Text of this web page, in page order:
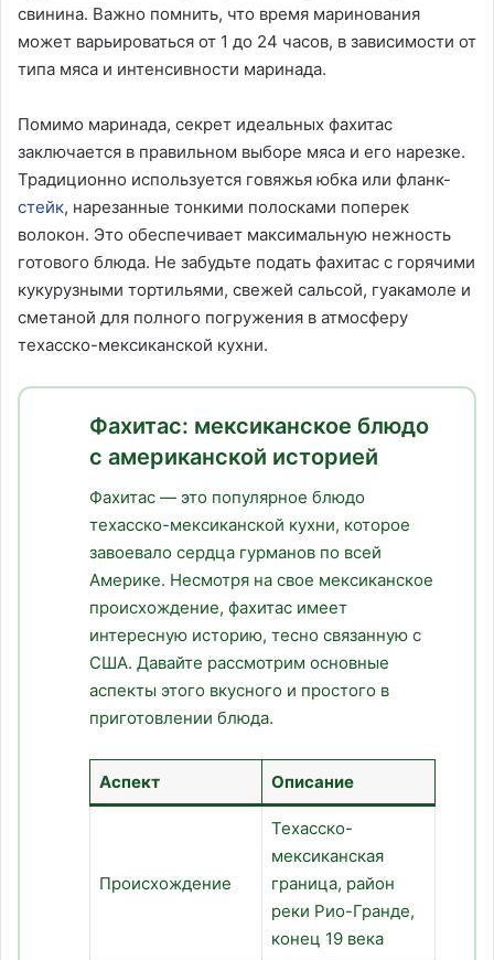
свинина. Важно помнить, что время маринования
может варьироваться от 1 до 24 часов, в зависимости от
типа мяса и интенсивности маринада.
Помимо маринада, секрет идеальных фахитас
заключается в правильном выборе мяса и его нарезке.
Традиционно используется говяжья юбка или фланк-
стейк, нарезанные тонкими полосками поперек
волокон. Это обеспечивает максимальную нежность
готового блюда. Не забудьте подать фахитас с горячими
кукурузными тортильями, свежей сальсой, гуакамоле и
сметаной для полного погружения в атмосферу
техасско-мексиканской кухни.
Фахитас: мексиканское блюдо
с американской историей
Фахитас — это популярное блюдо
техасско-мексиканской кухни, которое
завоевало сердца гурманов по всей
Америке. Несмотря на свое мексиканское
происхождение, фахитас имеет
интересную историю, тесно связанную с
США. Давайте рассмотрим основные
аспекты этого вкусного и простого в
приготовлении блюда.
Аспект Описание
Происхождение
Техасско-
мексиканская
граница, район
реки Рио-Гранде,
конец 19 века